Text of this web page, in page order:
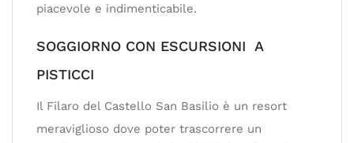
piacevole e indimenticabile.
SOGGIORNO CON ESCURSIONI A
PISTICCI
Il Filaro del Castello San Basilio è un resort
meraviglioso dove poter trascorrere un